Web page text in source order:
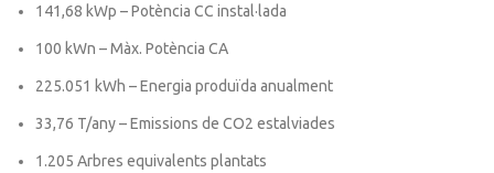
141,68 kWp – Potència CC instal·lada
100 kWn – Màx. Potència CA
225.051 kWh – Energia produïda anualment
33,76 T/any – Emissions de CO2 estalviades
1.205 Arbres equivalents plantats